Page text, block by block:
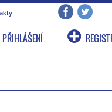
PŘIHLÁŠENÍ